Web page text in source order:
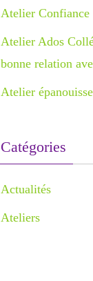
Atelier Confiance
Atelier Ados
bonne relation
Atelier
Catégories
Actualités
Ateliers